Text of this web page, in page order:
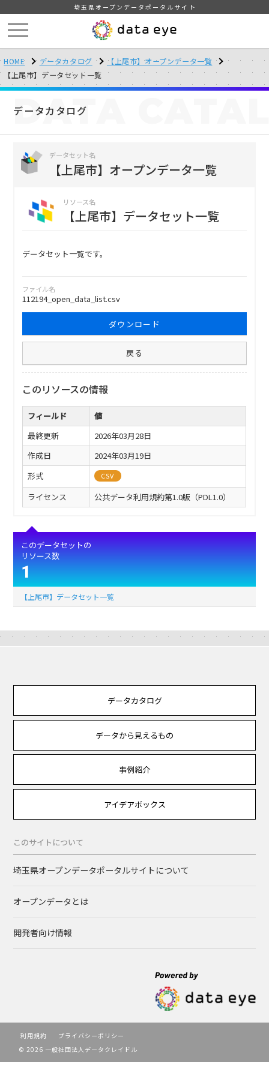
埼玉県オープンデータポータルサイト
HOME データカタログ
【上尾市】オープンデータ一覧
【上尾市】データセット一覧
データカタログ
DATA
データセット名
【上尾市】オープンデータ一覧
リソース名
【上尾市】データセット一覧
データセット一覧です。
ファイル名
112194_open_data_list.csv
ダウンロード
戻る
このリソースの情報
フィールド
値
最終更新
2026年03月28日
作成日
2024年03月19日
形式
CSV
ライセンス 公共データ利用規約第1.0版（PDL1.0）
このデータセットの
リソース数
1
【上尾市】データセット一覧
データカタログ
データから見えるもの
事例紹介
アイデアボックス
このサイトについて
埼玉県オープンデータポータルサイトについて
オープンデータとは
開発者向け情報
利用規約
プライバシーポリシー
© 2026 一般社団法人データクレイドル